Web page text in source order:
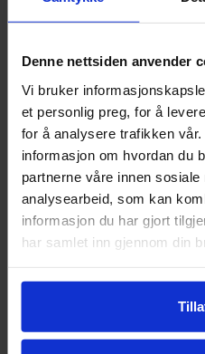
Denne nettsiden anvender
Vi bruker
et personlig preg, for å
for å analysere trafikken
informasjon om hvordan du
partnerne våre innen
analysearbeid, som kan
informasjon du har gjort
har samlet inn gjennom din
5-RETTERS
Hvorfor ikke nyte vår
femretters på hytta
Pris fra
kr 995,- pr